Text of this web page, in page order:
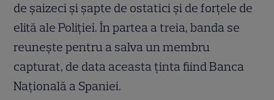
de șaizeci și șapte de ostatici și de forțele de
elită ale Poliției. În partea a treia, banda se
reunește pentru a salva un membru
capturat, de data aceasta ținta fiind Banca
Națională a Spaniei.